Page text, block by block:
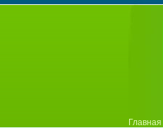
Главная